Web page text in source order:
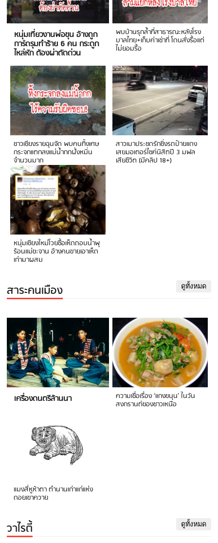
หนุ่มเที่ยวงานพ่อขุน อ้างถูก
การ์ดรุมทำร้าย 6 คน กระดูก
ไหล่หัก ต้องผ่าตัดด่วน
พบบ้านรุกล้ำที่สาธารณะหลังโรง
บาลไทย+เก็บค่าเช่าที่ โดนสั่งรื้อแต่
ไม่ยอมรื้อ
ชาวเชียงรายฉุนจัด พบคนทิ้งเศษ
กระจกแตกลงแม่น้ำกกฝั่งหมิ่น
จำนวนมาก
สาวเมาประชดรักซิ่งรถป้ายแดง
เสยมอเตอร์ไซค์นิสิตปี 3 มฟล
เสียชีวิต (มีคลิป 18+)
หนุ่มเชียงใหม่โวยซื้อเห็ดถอบน้ำพุ
ร้อนแม่ขะจาน อ้างคนขายเอาเห็ด
เก่ามาผสม
สาระคนเมือง ดูทั้งหมด
เครื่องดนตรีล้านนา ความเชื่อเรื่อง ‘แกงขนุน’ ในวัน
สงกรานต์ของชาวเหนือ
แมงสี่หูห้าตา ตำนานเก่าแก่แห่ง
ดอยเขาควาย
วาไรตี้ ดูทั้งหมด